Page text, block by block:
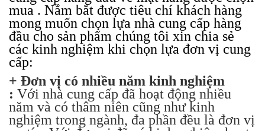
mua . Nắm bắt được tiêu chí khách hàng
mong muốn chọn lựa nhà cung cấp hàng
đầu cho sản phẩm chúng tôi xin chia sẻ
các kinh nghiệm khi chọn lựa đơn vị cung
cấp:
+ Đơn vị có nhiều năm kinh nghiệm
: Với nhà cung cấp đã hoạt động nhiều
năm và có thâm niên cũng như kinh
nghiệm trong ngành, đa phần đều là đơn vị